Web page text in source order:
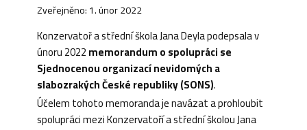
Zveřejněno: 1. únor 2022
Konzervatoř a střední škola Jana Deyla podepsala v
únoru 2022memorandum o spolupráci se
Sjednocenou organizací nevidomých a
slabozrakých České republiky (SONS).
Účelem tohoto memoranda je navázat a prohloubit
spolupráci mezi Konzervatoří a střední školou Jana